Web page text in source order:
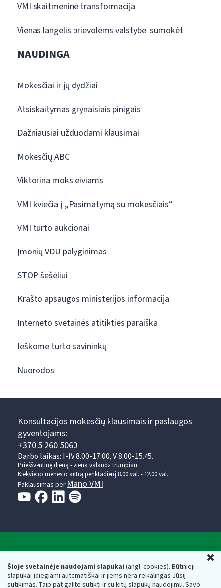
Šioje svetainėje naudojami slapukai(angl. cookies). Būtinieji
slapukai įdiegiami automatiškai ir jiems nėra reikalingas Jūsų
sutikimas. Taip pat galite sutikti ir su kitų slapukų naudojimu. Savo
VMI skaitmeninė transformacija
Vienas langelis prievolėms valstybei sumokėti
NAUDINGA
Mokesčiai ir jų dydžiai
Atsiskaitymas grynaisiais pinigais
Dažniausiai užduodami klausimai
Mokesčių ABC
Viktorina moksleiviams
VMI kviečia į „Pasimatymą su mokesčiais“
VMI turto aukcionai
Įmonių VDU palyginimas
STOP šešėliui
Krašto apsaugos ministerijos informacija
Interneto svetainės atitikties paraiška
Ieškome turto savininkų
Nuorodos
Konsultacijos mokesčių klausimais ir paslaugos
gyventojams:
+370 5 260 5060
Darbo laikas: I-IV 8.00-17.00, V 8.00-15.45.
Prieššventinę dieną - viena valanda trumpiau.
Kiekvieno mėnesio antrą penktadienį 8.00 val. - 12.00 val.
Paklausimas perMano VMI
Valstybinė mokesčių inspekcija prie Lietuvos
Respublikos finansų ministerijos
Biudžetinė įstaiga. Juridinio asmens kodas — 188659752,